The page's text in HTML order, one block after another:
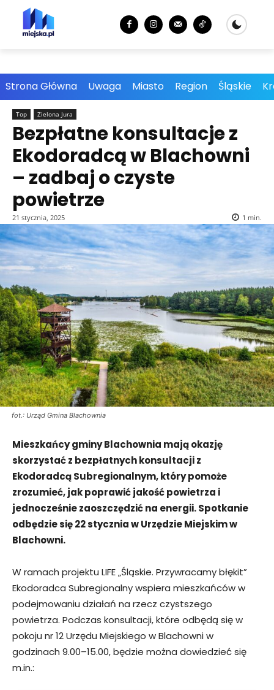
Strona Główna Uwaga Miasto Region Śląskie
Top Zielona Jura
Bezpłatne konsultacje z
Ekodoradcą w Blachowni
– zadbaj o czyste
powietrze
21 stycznia, 2025 1 min.
fot.: Urząd Gmina Blachownia
Mieszkańcy gminy Blachownia mają okazję
skorzystać z bezpłatnych konsultacji z
Ekodoradcą Subregionalnym, który pomoże
zrozumieć, jak poprawić jakość powietrza i
jednocześnie zaoszczędzić na energii. Spotkanie
odbędzie się 22 stycznia w Urzędzie Miejskim w
Blachowni.
W ramach projektu LIFE „Śląskie. Przywracamy błękit”
Ekodoradca Subregionalny wspiera mieszkańców w
podejmowaniu działań na rzecz czystszego
powietrza. Podczas konsultacji, które odbędą się w
pokoju nr 12 Urzędu Miejskiego w Blachowni w
godzinach 9.00–15.00, będzie można dowiedzieć się
m.in.: